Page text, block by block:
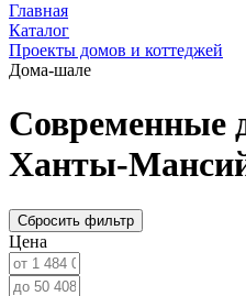
Главная
Каталог
Проекты домов и коттеджей
Дома-шале
Современные
Ханты-
Сбросить фильтр
Цена